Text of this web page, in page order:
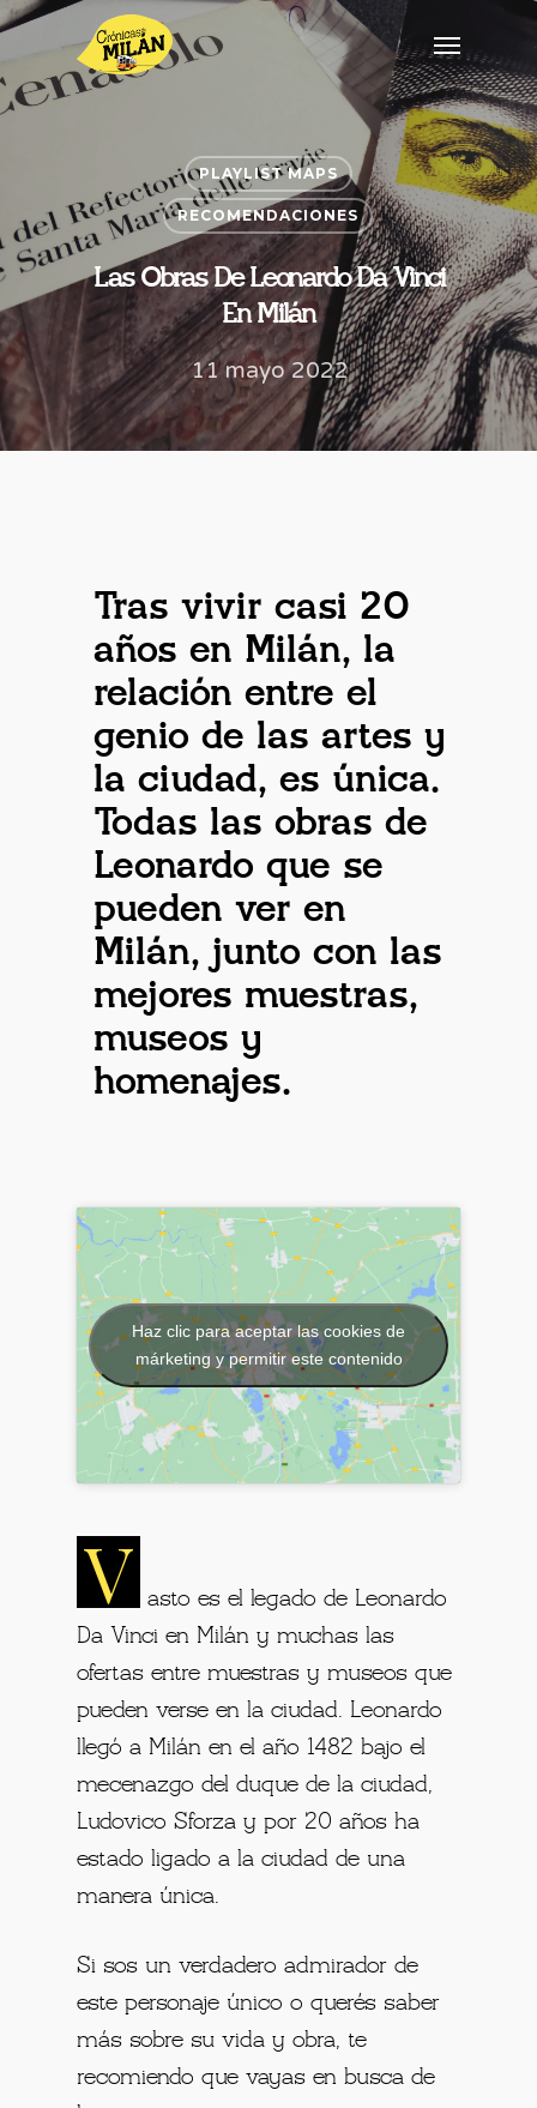
PLAYLIST MAPS
RECOMENDACIONES
Las Obras De Leonardo Da Vinci
En Milán
11 mayo 2022
Tras vivir casi 20
años en Milán, la
relación entre el
genio de las artes y
la ciudad, es única.
Todas las obras de
Leonardo que se
pueden ver en
Milán, junto con las
mejores muestras,
museos y
homenajes.
Haz clic para aceptar las cookies de
márketing y permitir este contenido
V
asto es el legado de Leonardo
Da Vinci en Milán y muchas las
ofertas entre muestras y museos que
pueden verse en la ciudad. Leonardo
llegó a Milán en el año 1482 bajo el
mecenazgo del duque de la ciudad,
Ludovico Sforza y por 20 años ha
estado ligado a la ciudad de una
manera única.
Si sos un verdadero admirador de
este personaje único o querés saber
más sobre su vida y obra, te
recomiendo que vayas en busca de